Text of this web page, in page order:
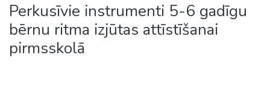
Perkusīvie instrumenti 5-6 gadīgu
bērnu ritma izjūtas attīstīšanai
pirmsskolā